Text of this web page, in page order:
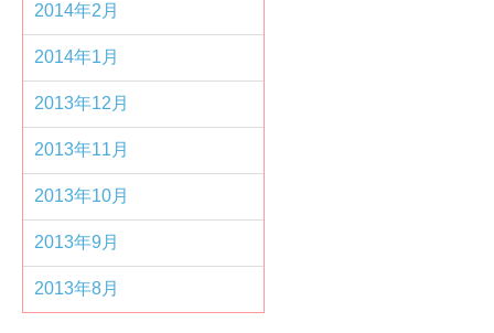
2014年2月
2014年1月
2013年12月
2013年11月
2013年10月
2013年9月
2013年8月